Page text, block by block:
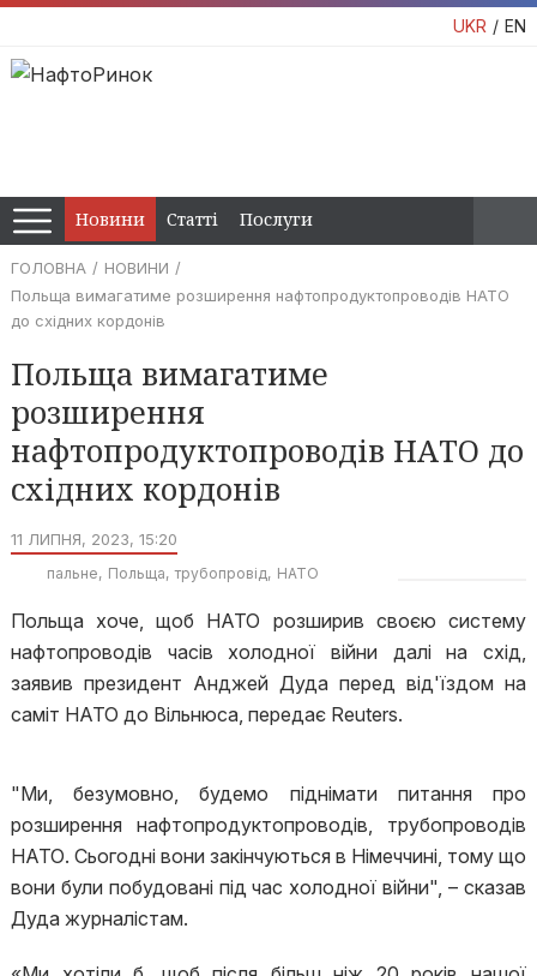
UKR EN
Новини Статті Послуги
ГОЛОВНА
НОВИНИ
Польща вимагатиме розширення нафтопродуктопроводів НАТО
до східних кордонів
Польща вимагатиме
розширення
нафтопродуктопроводів НАТО до
східних кордонів
11 ЛИПНЯ, 2023, 15:20
пальне Польща трубопровід НАТО
Польща хоче, щоб НАТО розширив своєю систему
нафтопроводів часів холодної війни далі на схід,
заявив президент Анджей Дуда перед від'їздом на
саміт НАТО до Вільнюса, передає Reuters.
"Ми, безумовно, будемо піднімати питання про
розширення нафтопродуктопроводів, трубопроводів
НАТО. Сьогодні вони закінчуються в Німеччині, тому що
вони були побудовані під час холодної війни", – сказав
Дуда журналістам.